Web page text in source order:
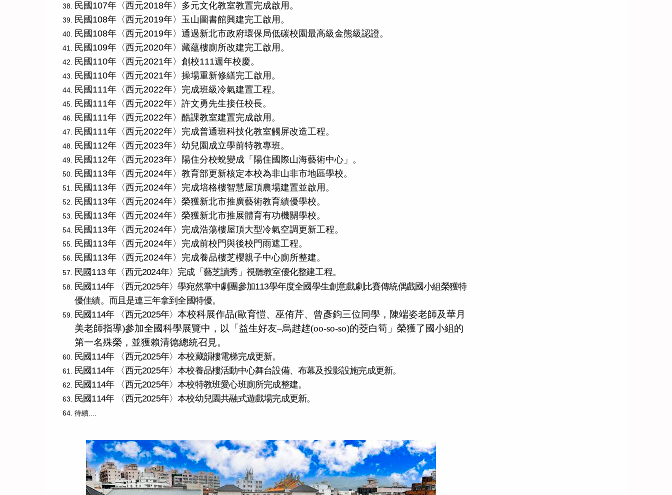
民國107年〈西元2018年〉多元文化教室教置完成啟用。
民國108年〈西元2019年〉玉山圖書館興建完工啟用。
民國108年〈西元2019年〉通過新北市政府環保局低碳校園最高級金熊級認證。
民國109年〈西元2020年〉藏蘊樓廁所改建完工啟用。
民國110年〈西元2021年〉創校111週年校慶。
民國110年〈西元2021年〉操場重新修繕完工啟用。
民國111年〈西元2022年〉完成班級冷氣建置工程。
民國111年〈西元2022年〉許文勇先生接任校長。
民國111年〈西元2022年〉酷課教室建置完成啟用。
民國111年〈西元2022年〉完成普通班科技化教室觸屏改造工程。
民國112年〈西元2023年〉幼兒園成立學前特教專班。
民國112年〈西元2023年〉陽住分校蛻變成「陽住國際山海藝術中心」。
民國113年〈西元2024年〉教育部更新核定本校為非山非市地區學校。
民國113年〈西元2024年〉完成培格樓智慧屋頂農場建置並啟用。
民國113年〈西元2024年〉榮獲新北市推廣藝術教育績優學校。
民國113年〈西元2024年〉榮獲新北市推展體育有功機關學校。
民國113年〈西元2024年〉完成浩蕩樓屋頂大型冷氣空調更新工程。
民國113年〈西元2024年〉完成前校門與後校門雨遮工程。
民國113年〈西元2024年〉完成養品樓芝櫻親子中心廁所整建。
民國113 年〈西元2024年〉完成「藝芝讀秀」視聽教室優化整建工程。
民國114年
〈西元2025年〉學宛然掌中劇團參加113學年度全國學生創意戲劇比賽傳統偶戲國小組榮獲特
優佳績。而且是連三年拿到全國特優。
民國114年
〈西元2025年〉本校科展作品(歐育愷、巫侑芹、曾彥鈞三位同學，陳端姿老師及華月
美老師指導)參加全國科學展覽中，以「益生好友–烏趖趖(oo-so-so)的茭白筍」榮獲了國小組的
第一名殊榮，並獲賴清德總統召見。
民國114年
〈西元2025年〉本校藏韻樓電梯完成更新。
民國114年
〈西元2025年〉本校養品樓活動中心舞台設備、布幕及投影設施完成更新。
民國114年
〈西元2025年〉本校特教班愛心班廁所完成整建。
民國114年
〈西元2025年〉本校幼兒園共融式遊戲場完成更新。
待續....